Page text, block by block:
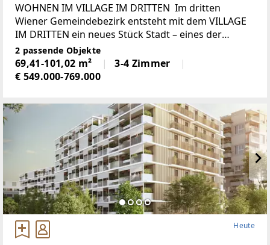
WOHNEN IM VILLAGE IM DRITTEN Im dritten
Wiener Gemeindebezirk entsteht mit dem VILLAGE
IM DRITTEN ein neues Stück Stadt – eines der
größten Stadtentwicklungsgebiete Wiens. Auf über
elf Hektar entwickelt die ARE Austrian Real Estate
2 passende Objekte
69,41-101,02 m²
3-4 Zimmer
€ 549.000-769.000
Heute